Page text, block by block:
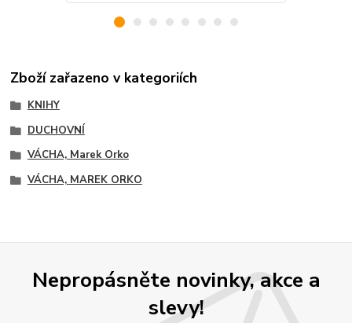
Zboží zařazeno v kategoriích
KNIHY
DUCHOVNÍ
VÁCHA, Marek Orko
VÁCHA, MAREK ORKO
Nepropásněte novinky, akce a
slevy!